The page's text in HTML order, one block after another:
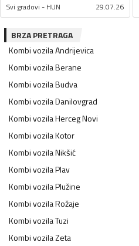
Svi gradovi - HUN 29.07.26
BRZA PRETRAGA
Kombi vozilaAndrijevica
Kombi vozilaBerane
Kombi vozilaBudva
Kombi vozilaDanilovgrad
Kombi vozilaHerceg Novi
Kombi vozilaKotor
Kombi vozilaNikšić
Kombi vozilaPlav
Kombi vozilaPlužine
Kombi vozilaRožaje
Kombi vozilaTuzi
Kombi vozilaZeta